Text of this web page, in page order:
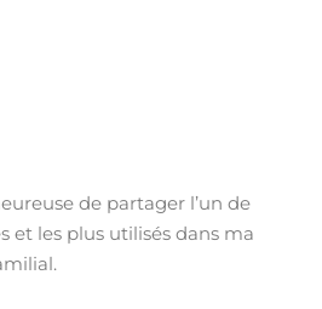
de partager l’un de
et les plus utilisés dans ma